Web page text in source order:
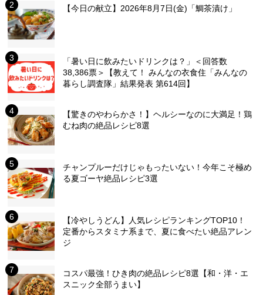
【今日の献立】2026年8月7日(金)「鯛茶漬け」
「暑い日に飲みたいドリンクは？」＜回答数
38,386票＞【教えて！ みんなの衣食住「みんなの
暮らし調査隊」結果発表 第614回】
【驚きのやわらかさ！】ヘルシーなのに大満足！鶏
むね肉の絶品レシピ8選
チャンプルーだけじゃもったいない！今年こそ極め
る夏ゴーヤ絶品レシピ3選
【冷やしうどん】人気レシピランキングTOP10！
定番からスタミナ系まで、夏に食べたい絶品アレン
ジ
コスパ最強！ひき肉の絶品レシピ8選【和・洋・エ
スニック全部うまい】